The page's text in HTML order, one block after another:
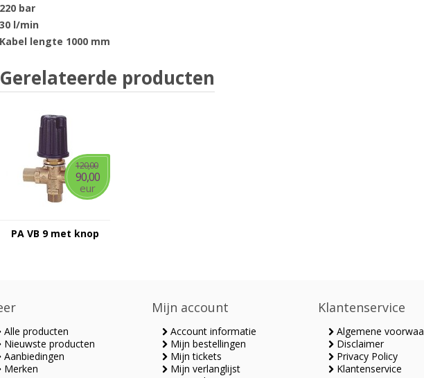
220 bar
30 l/min
Kabel lengte 1000 mm
Gerelateerde producten
120,00
90,00
eur
PA VB 9 met knop
Alle producten
Nieuwste producten
Aanbiedingen
Merken
Mijn account
Account informatie
Mijn bestellingen
Mijn tickets
Mijn verlanglijst
Klantenservice
Algemene
Disclaimer
Privacy Policy
Klantenservice